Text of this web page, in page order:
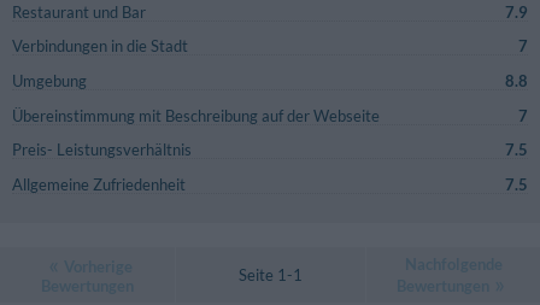
Restaurant und Bar
7.9
Verbindungen in die Stadt
7
Umgebung
8.8
Übereinstimmung mit Beschreibung auf der Webseite
7
Preis- Leistungsverhältnis
7.5
Allgemeine Zufriedenheit
7.5
Seite 1-1